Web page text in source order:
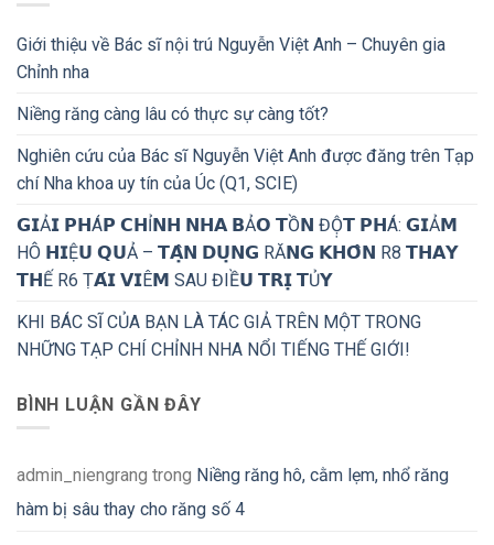
Giới thiệu về Bác sĩ nội trú Nguyễn Việt Anh – Chuyên gia
Chỉnh nha
Niềng răng càng lâu có thực sự càng tốt?
Nghiên cứu của Bác sĩ Nguyễn Việt Anh được đăng trên Tạp
chí Nha khoa uy tín của Úc (Q1, SCIE)
𝗚𝗜Ả𝗜 𝗣𝗛Á𝗣 𝗖𝗛Ỉ𝗡𝗛 𝗡𝗛𝗔 𝗕Ả𝗢 𝗧Ồ𝗡 ĐỘ̣𝗧 𝗣𝗛Á: 𝗚𝗜Ả𝗠
HÔ 𝗛𝗜Ệ𝗨 𝗤𝗨Ả – 𝗧𝗔̣̂𝗡 𝗗𝗨̣𝗡𝗚 RĂ𝗡𝗚 𝗞𝗛𝗢̂𝗡 R8 𝗧𝗛𝗔𝗬
𝗧𝗛Ế R6 Ṭ𝗔́𝗜 𝗩𝗜Ê𝗠 SAU ĐIỀ𝗨 𝗧𝗥𝗜̣ 𝗧Ủ𝗬
KHI BÁC SĨ CỦA BẠN LÀ TÁC GIẢ TRÊN MỘT TRONG
NHỮNG TẠP CHÍ CHỈNH NHA NỔI TIẾNG THẾ GIỚI!
BÌNH LUẬN GẦN ĐÂY
admin_niengrang trong Niềng răng hô, cằm lẹm, nhổ răng
hàm bị sâu thay cho răng số 4